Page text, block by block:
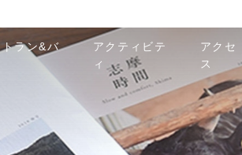
トラン&バ
アクティビテ
ィ
アクセ
ス